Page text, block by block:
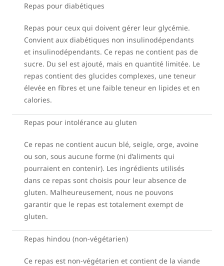
Repas pour diabétiques
Repas pour ceux qui doivent gérer leur glycémie.
Convient aux diabétiques non insulinodépendants
et insulinodépendants. Ce repas ne contient pas de
sucre. Du sel est ajouté, mais en quantité limitée. Le
repas contient des glucides complexes, une teneur
élevée en fibres et une faible teneur en lipides et en
calories.
Repas pour intolérance au gluten
Ce repas ne contient aucun blé, seigle, orge, avoine
ou son, sous aucune forme (ni d’aliments qui
pourraient en contenir). Les ingrédients utilisés
dans ce repas sont choisis pour leur absence de
gluten. Malheureusement, nous ne pouvons
garantir que le repas est totalement exempt de
gluten.
Repas hindou (non-végétarien)
Ce repas est non-végétarien et contient de la viande